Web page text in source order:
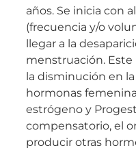
años. Se inicia con
(frecuencia y/o
llegar a la
menstruación.
la disminución en
hormonas
estrógeno y
compensatorio, el
producir otras